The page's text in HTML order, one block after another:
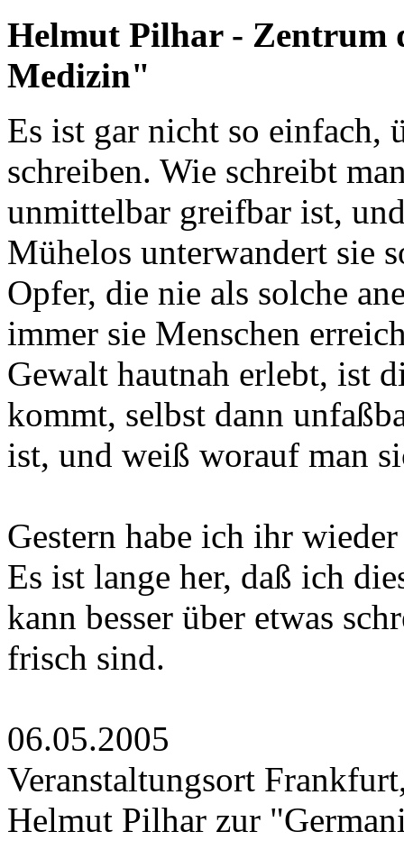
Helmut Pilhar - Zentrum
Medizin"
Es ist gar nicht so einfach,
schreiben. Wie schreibt
unmittelbar greifbar ist,
Mühelos unterwandert sie
Opfer, die nie als solche
immer sie Menschen
Gewalt hautnah erlebt, ist
kommt, selbst dann
ist, und weiß worauf man
Gestern habe ich ihr
Es ist lange her, daß ich
kann besser über etwas
frisch sind.
06.05.2005
Veranstaltungsort
Helmut Pilhar zur